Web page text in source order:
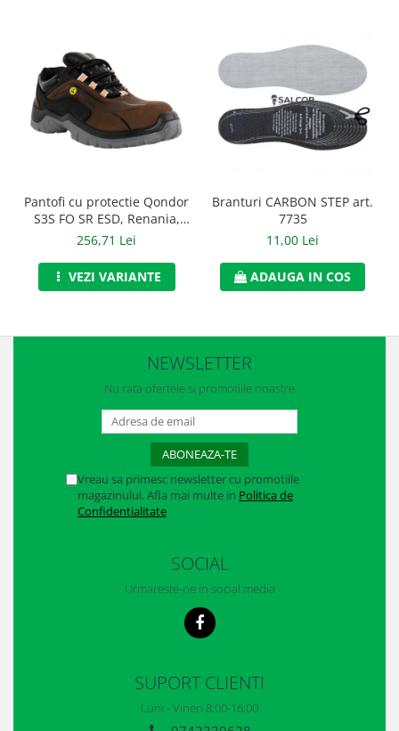
Antifoane
Protectie Respiratorie
Protectie vizuala
Viziere de protectie
Pantofi cu protectie Qondor
S3S FO SR ESD, Renania,
art.9A00
256,71 Lei
VEZI VARIANTE
Branturi CARBON STEP art.
7735
11,00 Lei
ADAUGA IN COS
NEWSLETTER
Nu rata ofertele si promotiile noastre
Vreau sa primesc newsletter cu promotiile
magazinului. Afla mai multe in Politica de
Confidentialitate
SOCIAL
Urmareste-ne in social media
SUPORT CLIENTI
Luni - Vineri 8:00-16:00